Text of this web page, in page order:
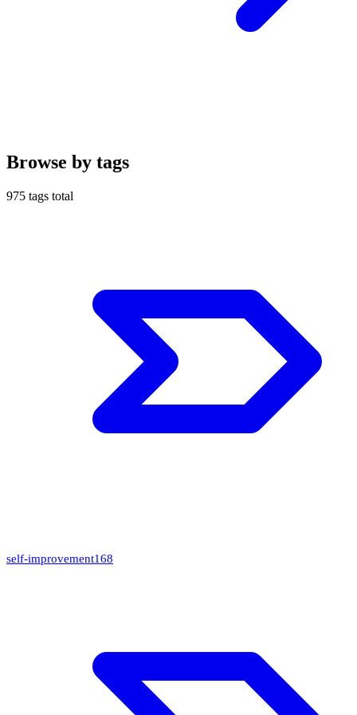
Browse by tags
975 tags total
self-improvement168